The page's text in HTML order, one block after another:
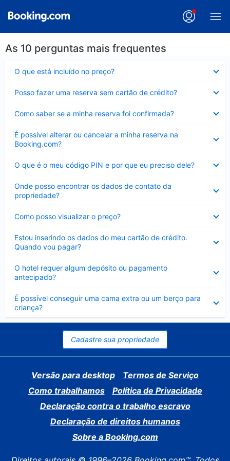
As 10 perguntas mais frequentes
O que está incluído no preço?
Posso fazer uma reserva sem cartão de crédito?
Como saber se a minha reserva foi confirmada?
É possível alterar ou cancelar a minha reserva na
Booking.com?
Contraído
O que é o meu código PIN e por que eu preciso dele?
Onde posso encontrar os dados de contato da
propriedade?
Como posso visualizar o preço?
Estou inserindo os dados do meu cartão de crédito.
Quando vou pagar?
O hotel requer algum depósito ou pagamento
antecipado?
É possível conseguir uma cama extra ou um berço para
criança?
Contraído
Cadastre sua propriedade
Versão para desktop
Termos de Serviço
Como trabalhamos
Política de Privacidade
Declaração contra o trabalho escravo
Declaração de direitos humanos
Sobre a Booking.com